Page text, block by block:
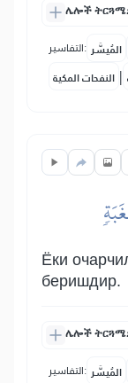
ሌሎች
التفاسير: المُيسَّر
النفحات المكية |
Ёки
беришдир.
ሌሎች
التفاسير: المُيسَّر